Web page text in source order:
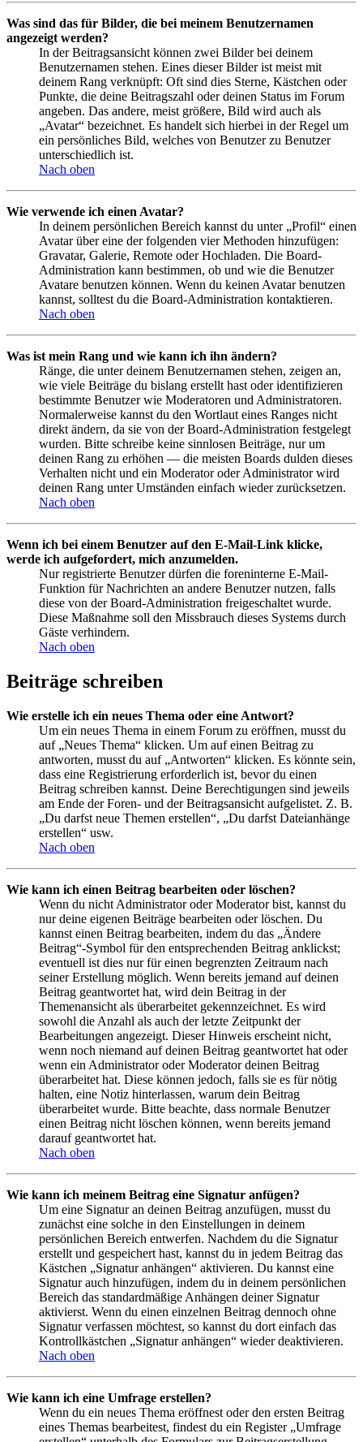
Was sind das für Bilder, die bei meinem Benutzernamen
angezeigt werden?
In der Beitragsansicht können zwei Bilder bei deinem
Benutzernamen stehen. Eines dieser Bilder ist meist mit
deinem Rang verknüpft: Oft sind dies Sterne, Kästchen oder
Punkte, die deine Beitragszahl oder deinen Status im Forum
angeben. Das andere, meist größere, Bild wird auch als
„Avatar“ bezeichnet. Es handelt sich hierbei in der Regel um
ein persönliches Bild, welches von Benutzer zu Benutzer
unterschiedlich ist.
Nach oben
Wie verwende ich einen Avatar?
In deinem persönlichen Bereich kannst du unter „Profil“ einen
Avatar über eine der folgenden vier Methoden hinzufügen:
Gravatar, Galerie, Remote oder Hochladen. Die Board-
Administration kann bestimmen, ob und wie die Benutzer
Avatare benutzen können. Wenn du keinen Avatar benutzen
kannst, solltest du die Board-Administration kontaktieren.
Nach oben
Was ist mein Rang und wie kann ich ihn ändern?
Ränge, die unter deinem Benutzernamen stehen, zeigen an,
wie viele Beiträge du bislang erstellt hast oder identifizieren
bestimmte Benutzer wie Moderatoren und Administratoren.
Normalerweise kannst du den Wortlaut eines Ranges nicht
direkt ändern, da sie von der Board-Administration festgelegt
wurden. Bitte schreibe keine sinnlosen Beiträge, nur um
deinen Rang zu erhöhen — die meisten Boards dulden dieses
Verhalten nicht und ein Moderator oder Administrator wird
deinen Rang unter Umständen einfach wieder zurücksetzen.
Nach oben
Wenn ich bei einem Benutzer auf den E-Mail-Link klicke,
werde ich aufgefordert, mich anzumelden.
Nur registrierte Benutzer dürfen die foreninterne E-Mail-
Funktion für Nachrichten an andere Benutzer nutzen, falls
diese von der Board-Administration freigeschaltet wurde.
Diese Maßnahme soll den Missbrauch dieses Systems durch
Gäste verhindern.
Nach oben
Beiträge schreiben
Wie erstelle ich ein neues Thema oder eine Antwort?
Um ein neues Thema in einem Forum zu eröffnen, musst du
auf „Neues Thema“ klicken. Um auf einen Beitrag zu
antworten, musst du auf „Antworten“ klicken. Es könnte sein,
dass eine Registrierung erforderlich ist, bevor du einen
Beitrag schreiben kannst. Deine Berechtigungen sind jeweils
am Ende der Foren- und der Beitragsansicht aufgelistet. Z. B.
„Du darfst neue Themen erstellen“, „Du darfst Dateianhänge
erstellen“ usw.
Nach oben
Wie kann ich einen Beitrag bearbeiten oder löschen?
Wenn du nicht Administrator oder Moderator bist, kannst du
nur deine eigenen Beiträge bearbeiten oder löschen. Du
kannst einen Beitrag bearbeiten, indem du das „Ändere
Beitrag“-Symbol für den entsprechenden Beitrag anklickst;
eventuell ist dies nur für einen begrenzten Zeitraum nach
seiner Erstellung möglich. Wenn bereits jemand auf deinen
Beitrag geantwortet hat, wird dein Beitrag in der
Themenansicht als überarbeitet gekennzeichnet. Es wird
sowohl die Anzahl als auch der letzte Zeitpunkt der
Bearbeitungen angezeigt. Dieser Hinweis erscheint nicht,
wenn noch niemand auf deinen Beitrag geantwortet hat oder
wenn ein Administrator oder Moderator deinen Beitrag
überarbeitet hat. Diese können jedoch, falls sie es für nötig
halten, eine Notiz hinterlassen, warum dein Beitrag
überarbeitet wurde. Bitte beachte, dass normale Benutzer
einen Beitrag nicht löschen können, wenn bereits jemand
darauf geantwortet hat.
Nach oben
Wie kann ich meinem Beitrag eine Signatur anfügen?
Um eine Signatur an deinen Beitrag anzufügen, musst du
zunächst eine solche in den Einstellungen in deinem
persönlichen Bereich entwerfen. Nachdem du die Signatur
erstellt und gespeichert hast, kannst du in jedem Beitrag das
Kästchen „Signatur anhängen“ aktivieren. Du kannst eine
Signatur auch hinzufügen, indem du in deinem persönlichen
Bereich das standardmäßige Anhängen deiner Signatur
aktivierst. Wenn du einen einzelnen Beitrag dennoch ohne
Signatur verfassen möchtest, so kannst du dort einfach das
Kontrollkästchen „Signatur anhängen“ wieder deaktivieren.
Nach oben
Wie kann ich eine Umfrage erstellen?
Wenn du ein neues Thema eröffnest oder den ersten Beitrag
eines Themas bearbeitest, findest du ein Register „Umfrage